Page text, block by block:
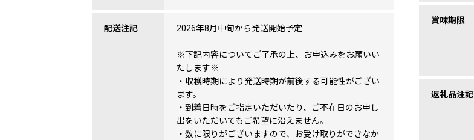
配送注記 2026年8月中旬から発送開始予定
※下記内容についてご了承の上、お申込みをお願いい
たします※
・収穫時期により発送時期が前後する可能性がござい
ます。
・到着日時をご指定いただいたり、ご不在日のお申し
出をいただいてもご希望に沿えません。
・数に限りがございますので、お受け取りができなか
賞味期限
返礼品注記